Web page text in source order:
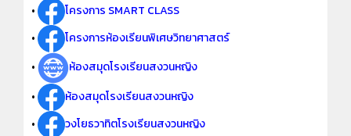
•
โครงการ SMART CLASS
•
โครงการห้องเรียนพิเศษวิทยาศาสตร์
•
ห้องสมุดโรงเรียนสงวนหญิง
•
ห้องสมุดโรงเรียนสงวนหญิง
•
วงโยธวาทิตโรงเรียนสงวนหญิง